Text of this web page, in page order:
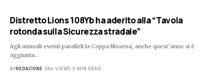
Distretto Lions 108Yb ha aderito alla “Tavola
rotonda sulla Sicurezza stradale”
Agli annuali eventi paralleli la Coppa Nissena, anche quest’anno si è
aggiunta…
BYREDAZIONE 364 VIEWS 3 MIN READ